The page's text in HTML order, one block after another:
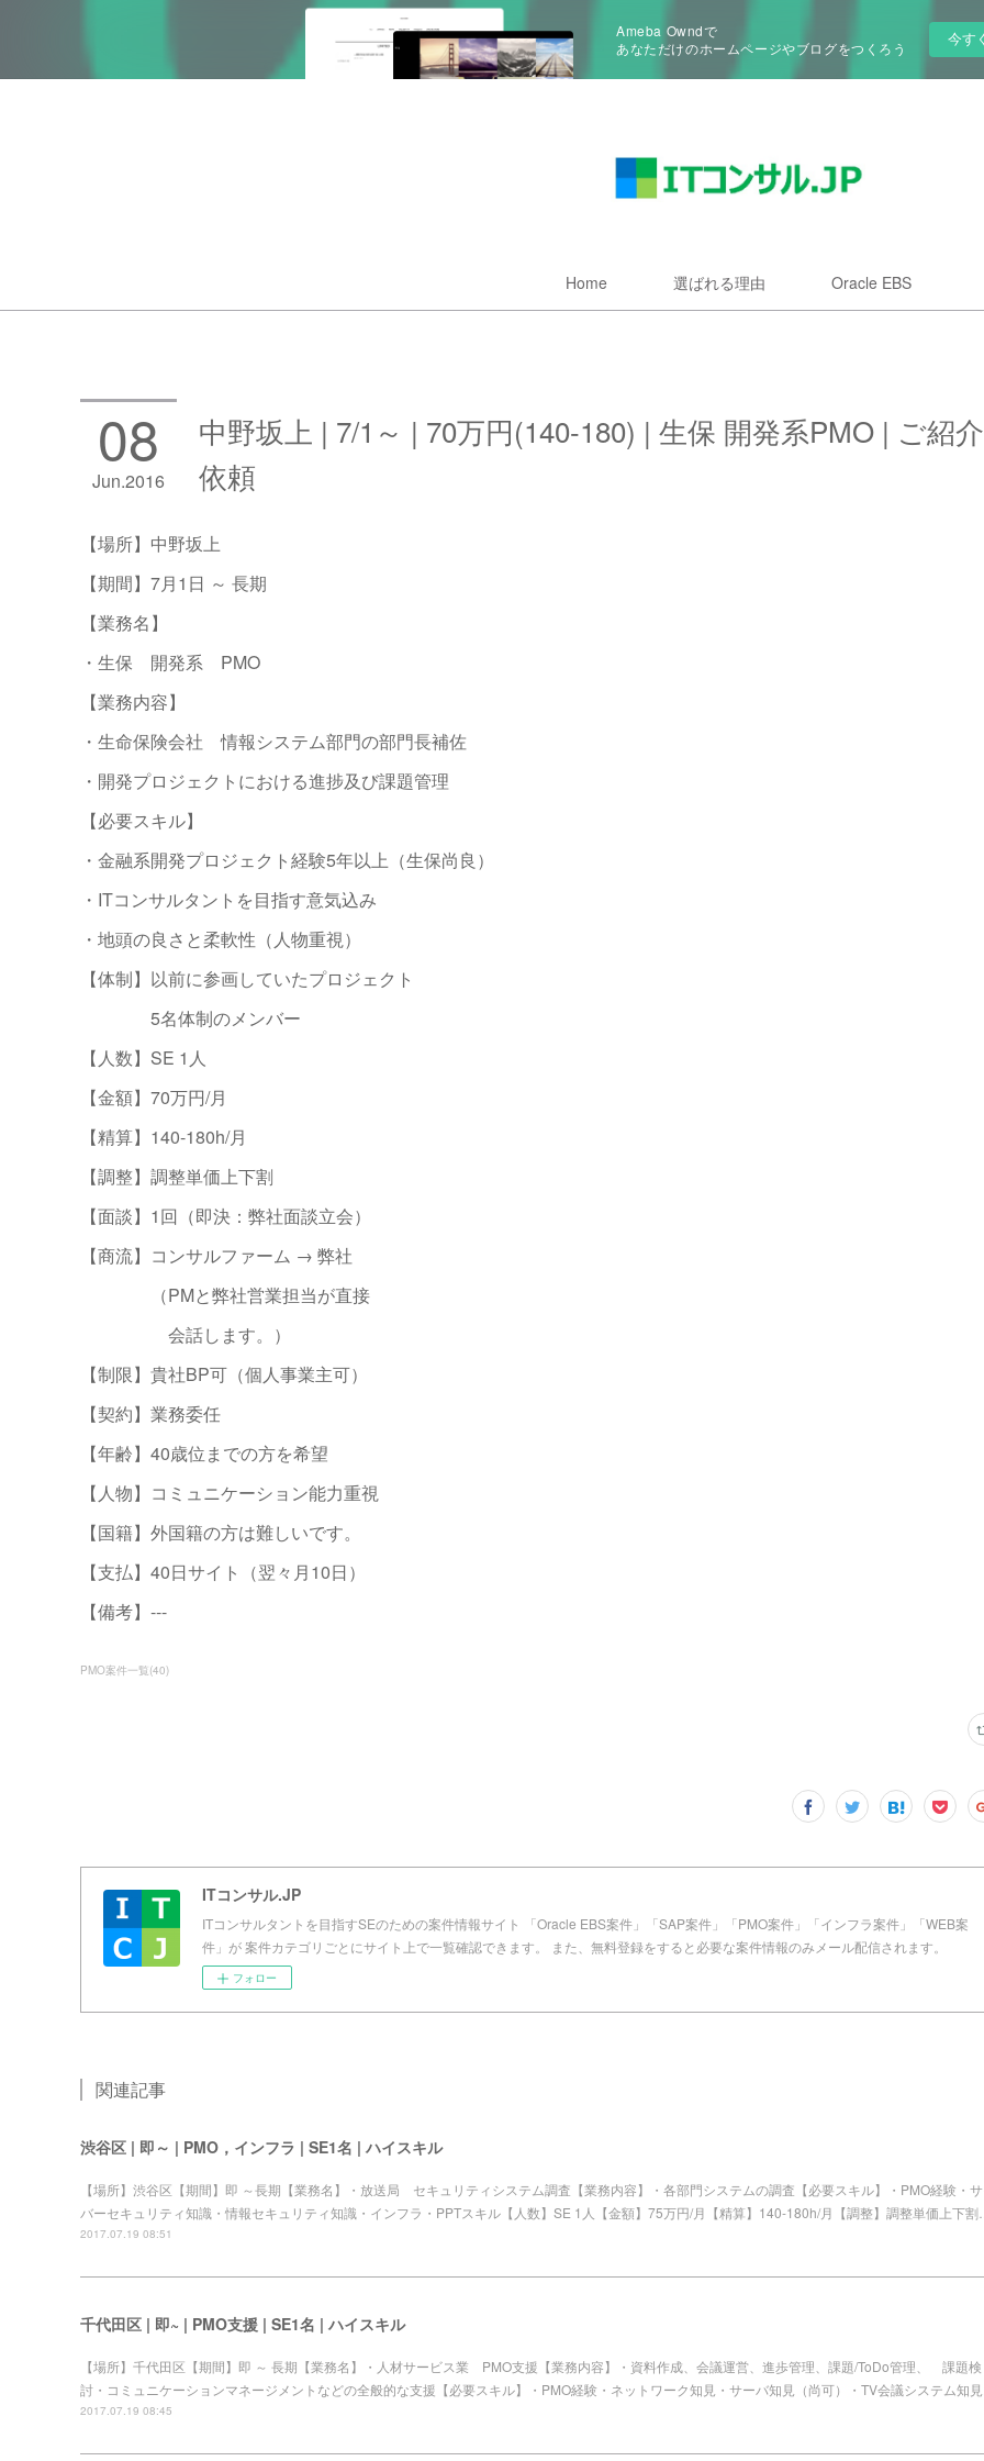
Ameba Owndで
あなただけのホームページやブログをつくろう
今す
Home 選ばれる理由 Oracle EBS
08
Jun 2016
中野坂上 | 7/1～ | 70万円(140-180) | 生保 開発系PMO | ご紹介
依頼
【場所】中野坂上
【期間】7月1日 ～ 長期
【業務名】
・生保 開発系 PMO
【業務内容】
・生命保険会社 情報システム部門の部門長補佐
・開発プロジェクトにおける進捗及び課題管理
【必要スキル】
・金融系開発プロジェクト経験5年以上（生保尚良）
・ITコンサルタントを目指す意気込み
・地頭の良さと柔軟性（人物重視）
【体制】以前に参画していたプロジェクト
5名体制のメンバー
【人数】SE 1人
【金額】70万円/月
【精算】140-180h/月
【調整】調整単価上下割
【面談】1回（即決：弊社面談立会）
【商流】コンサルファーム → 弊社
（PMと弊社営業担当が直接
会話します。）
【制限】貴社BP可（個人事業主可）
【契約】業務委任
【年齢】40歳位までの方を希望
【人物】コミュニケーション能力重視
【国籍】外国籍の方は難しいです。
【支払】40日サイト（翌々月10日）
【備考】---
PMO案件一覧 (40)
ITコンサル.JP
ITコンサルタントを目指すSEのための案件情報サイト 「Oracle EBS案件」「SAP案件」「PMO案件」「インフラ案件」「WEB案
件」が 案件カテゴリごとにサイト上で一覧確認できます。 また、無料登録をすると必要な案件情報のみメール配信されます。
フォロー
関連記事
渋谷区 | 即～ | PMO，インフラ | SE1名 | ハイスキル
【場所】渋谷区【期間】即 ～長期【業務名】・放送局 セキュリティシステム調査【業務内容】・各部門システムの調査【必要スキル】・PMO経験・サ
バーセキュリティ知識・情報セキュリティ知識・インフラ・PPTスキル【人数】SE 1人【金額】75万円/月【精算】140-180h/月【調整】調整単価上下割…
2017.07.19 08:51
千代田区 | 即~ | PMO支援 | SE1名 | ハイスキル
【場所】千代田区【期間】即 ～ 長期【業務名】・人材サービス業 PMO支援【業務内容】・資料作成、会議運営、進歩管理、課題/ToDo管理、 課題検
討・コミュニケーションマネージメントなどの全般的な支援【必要スキル】・PMO経験・ネットワーク知見・サーバ知見（尚可）・TV会議システム知見
2017.07.19 08:45